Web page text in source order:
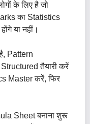
के लिए है जो
का Statistics
या नहीं।
Pattern
तैयारी करें
Master करें, फिर
Sheet बनाना शुरू